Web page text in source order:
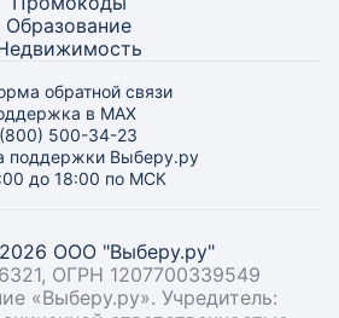
Образование
обратной связи
в MAX
500-34-23
поддержки Выберу.ру
до 18:00 по МСК
ООО "Выберу.ру"
ОГРН 1207700339549
«Выберу.ру». Учредитель: